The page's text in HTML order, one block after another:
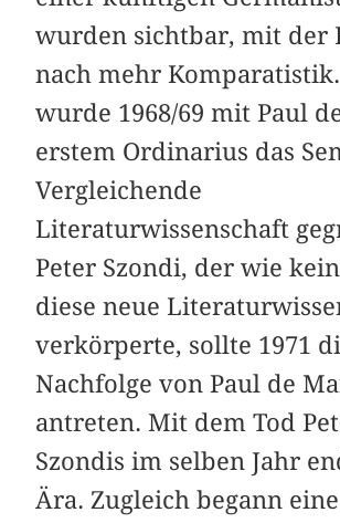
wurden sichtbar, mit der
nach mehr
wurde 1968/69 mit Paul
erstem Ordinarius das
Vergleichende
Literaturwissenschaft
Peter Szondi, der wie
diese neue
verkörperte, sollte 1971
Nachfolge von Paul de
antreten. Mit dem Tod
Szondis im selben Jahr
Ära. Zugleich begann